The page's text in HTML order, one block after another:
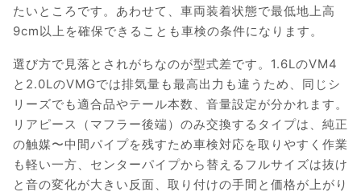
たいところです。あわせて、車両装着状態で最低地上高
9cm以上を確保できることも車検の条件になります。
選び方で見落とされがちなのが型式差です。1.6LのVM4
と2.0LのVMGでは排気量も最高出力も違うため、同じシ
リーズでも適合品やテール本数、音量設定が分かれます。
リアピース（マフラー後端）のみ交換するタイプは、純正
の触媒〜中間パイプを残すため車検対応を取りやすく作業
も軽い一方、センターパイプから替えるフルサイズは抜け
と音の変化が大きい反面、取り付けの手間と価格が上がり